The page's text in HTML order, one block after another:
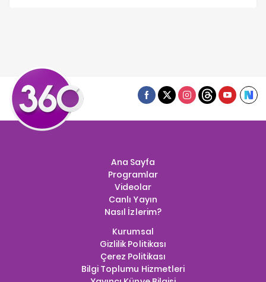
Ana Sayfa
Programlar
Videolar
Canlı Yayın
Nasıl İzlerim?
Kurumsal
Gizlilik Politikası
Çerez Politikası
Bilgi Toplumu Hizmetleri